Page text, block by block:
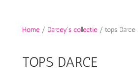
Home/ Darcey's collectie/ tops Darce
TOPS DARCE